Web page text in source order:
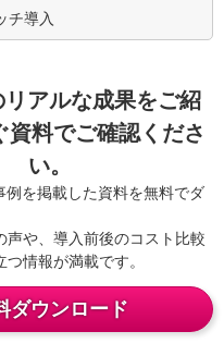
チ導入
アルな成果をご紹
資料でご確認くださ
い。
例を掲載した資料を無料でダ
声や、導入前後のコスト比較
情報が満載です。
ダウンロード